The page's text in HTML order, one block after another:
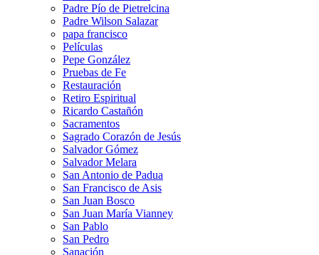
Padre Pío de Pietrelcina
Padre Wilson Salazar
papa francisco
Películas
Pepe González
Pruebas de Fe
Restauración
Retiro Espiritual
Ricardo Castañón
Sacramentos
Sagrado Corazón de Jesús
Salvador Gómez
Salvador Melara
San Antonio de Padua
San Francisco de Asis
San Juan Bosco
San Juan María Vianney
San Pablo
San Pedro
Sanación